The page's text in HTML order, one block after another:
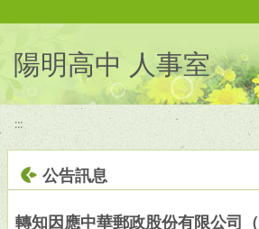
陽明高中 人事室
:::
公告訊息
轉知因應中華郵政股份有限公司